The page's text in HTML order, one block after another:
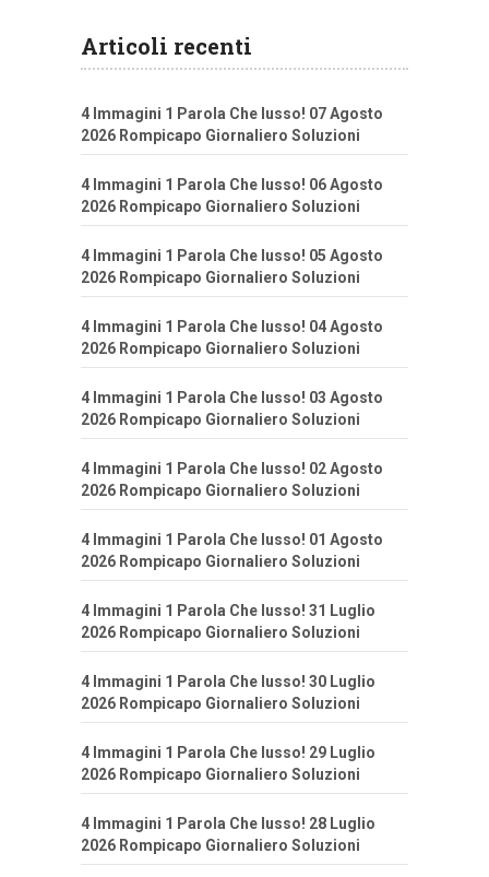
Articoli recenti
4 Immagini 1 Parola Che lusso! 07 Agosto
2026 Rompicapo Giornaliero Soluzioni
4 Immagini 1 Parola Che lusso! 06 Agosto
2026 Rompicapo Giornaliero Soluzioni
4 Immagini 1 Parola Che lusso! 05 Agosto
2026 Rompicapo Giornaliero Soluzioni
4 Immagini 1 Parola Che lusso! 04 Agosto
2026 Rompicapo Giornaliero Soluzioni
4 Immagini 1 Parola Che lusso! 03 Agosto
2026 Rompicapo Giornaliero Soluzioni
4 Immagini 1 Parola Che lusso! 02 Agosto
2026 Rompicapo Giornaliero Soluzioni
4 Immagini 1 Parola Che lusso! 01 Agosto
2026 Rompicapo Giornaliero Soluzioni
4 Immagini 1 Parola Che lusso! 31 Luglio
2026 Rompicapo Giornaliero Soluzioni
4 Immagini 1 Parola Che lusso! 30 Luglio
2026 Rompicapo Giornaliero Soluzioni
4 Immagini 1 Parola Che lusso! 29 Luglio
2026 Rompicapo Giornaliero Soluzioni
4 Immagini 1 Parola Che lusso! 28 Luglio
2026 Rompicapo Giornaliero Soluzioni